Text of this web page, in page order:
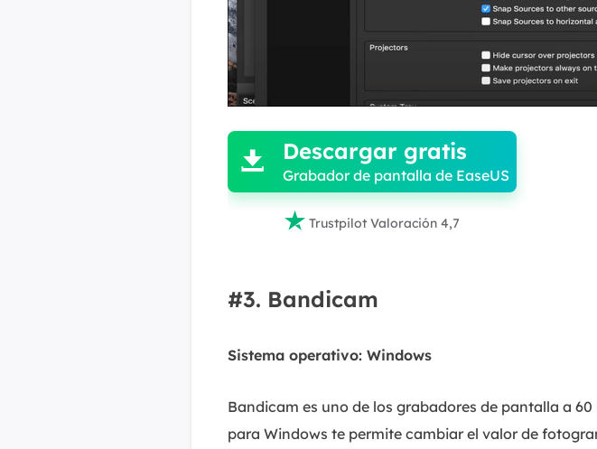

 Descargar gratis
Grabador de pantalla de EaseUS
 Trustpilot Valoración 4,7
#3. Bandicam
Sistema operativo: Windows
Bandicam es uno de los grabadores de pantalla a
para Windows te permite cambiar el valor de